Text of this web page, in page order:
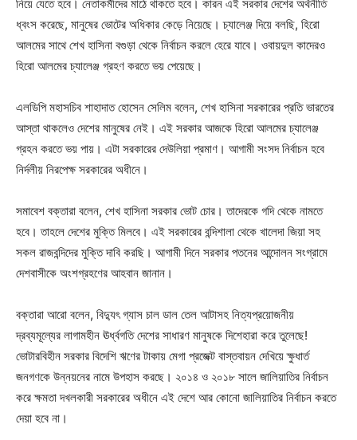
নিয়ে যেতে হবে। নেতাকর্মীদের মাঠে থাকতে হবে। কারন এই সরকার দেশের অর্থনীতি
ধ্বংস করেছে, মানুষের ভোটের অধিকার কেড়ে নিয়েছে। চ্যালেঞ্জ দিয়ে বলছি, হিরো
আলমের সাথে শেখ হাসিনা বগুড়া থেকে নির্বাচন করলে হেরে যাবে। ওবায়দুল কাদেরও
হিরো আলমের চ্যালেঞ্জ গ্রহণ করতে ভয় পেয়েছে।
এলডিপি মহাসচিব শাহাদাত হোসেন সেলিম বলেন, শেখ হাসিনা সরকারের প্রতি ভারতের
আস্তা থাকলেও দেশের মানুষের নেই। এই সরকার আজকে হিরো আলমের চ্যালেঞ্জ
গ্রহন করতে ভয় পায়। এটা সরকারের দেউলিয়া প্রমাণ। আগামী সংসদ নির্বাচন হবে
নির্দলীয় নিরপেক্ষ সরকারের অধীনে।
সমাবেশ বক্তারা বলেন, শেখ হাসিনা সরকার ভোট চোর। তাদেরকে গদি থেকে নামতে
হবে। তাহলে দেশের মুক্তি মিলবে। এই সরকারের বন্দিশালা থেকে খালেদা জিয়া সহ
সকল রাজবন্দিদের মুক্তি দাবি করছি। আগামী দিনে সরকার পতনের আন্দোলন সংগ্রামে
দেশবাসীকে অংশগ্রহণের আহবান জানান।
বক্তারা আরো বলেন, বিদ্যুৎ গ্যাস চাল ডাল তেল আটাসহ নিত্যপ্রয়োজনীয়
দ্রব্যমূল্যের লাগামহীন ঊর্ধ্বগতি দেশের সাধারণ মানুষকে দিশেহারা করে তুলেছে!
ভোটারবিহীন সরকার বিদেশি ঋণের টাকায় মেগা প্রজেক্ট বাস্তবায়ন দেখিয়ে ক্ষুধার্ত
জনগণকে উন্নয়নের নামে উপহাস করছে। ২০১৪ ও ২০১৮ সালে জালিয়াতির নির্বাচন
করে ক্ষমতা দখলকারী সরকারের অধীনে এই দেশে আর কোনো জালিয়াতির নির্বাচন করতে
দেয়া হবে না।